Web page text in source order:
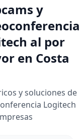
y
al por
en Costa
y soluciones de
Logitech